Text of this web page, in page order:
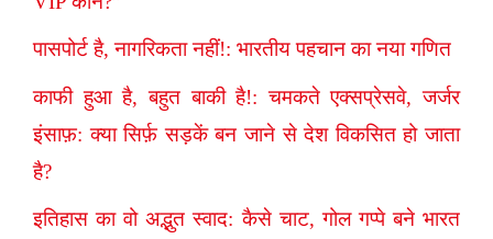
पासपोर्ट है, नागरिकता नहीं!: भारतीय पहचान का नया गणित
काफी हुआ है, बहुत बाकी है!: चमकते एक्सप्रेसवे, जर्जर
इंसाफ़: क्या सिर्फ़ सड़कें बन जाने से देश विकसित हो जाता
है?
इतिहास का वो अद्भुत स्वाद: कैसे चाट, गोल गप्पे बने भारत